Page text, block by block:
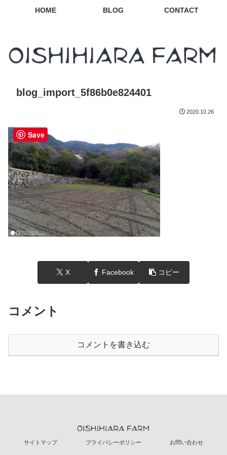
HOME BLOG CONTACT
blog_import_5f86b0e824401
2020.10.26
X Facebook コピー
コメント
コメントを書き込む
サイトマップ プライバシーポリシー お問い合わせ
Save